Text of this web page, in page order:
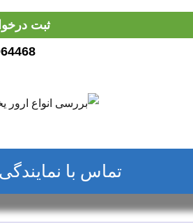
ثبت
تماس با